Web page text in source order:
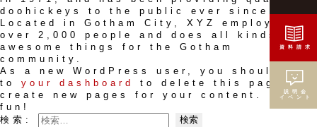
資料請求
説明会
イベント
doohickeys to the public ever since.
Located in Gotham City, XYZ employs
over 2,000 people and does all kinds of
awesome things for the Gotham
community.
As a new WordPress user, you should go
to your dashboard
to delete this page and
create new pages for your content. Have
fun!
検索: